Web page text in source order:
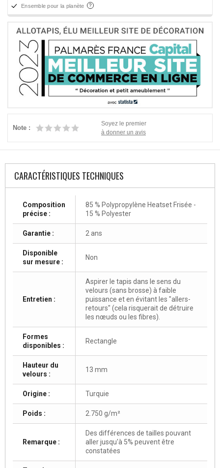
Ensemble pour la planète
Note :
Soyez le premier
à donner un avis
CARACTÉRISTIQUES TECHNIQUES
Composition
précise :
85 % Polypropylène Heatset Frisée -
15 % Polyester
Garantie : 2 ans
Disponible
sur mesure :
Non
Entretien :
Aspirer le tapis dans le sens du
velours (sans brosse) à faible
puissance et en évitant les "allers-
retours" (cela risquerait de détruire
les nœuds ou les fibres).
Formes
disponibles :
Rectangle
Hauteur du
velours :
13 mm
Origine : Turquie
Poids : 2.750 g/m²
Remarque :
Des différences de tailles pouvant
aller jusqu'à 5% peuvent être
constatées